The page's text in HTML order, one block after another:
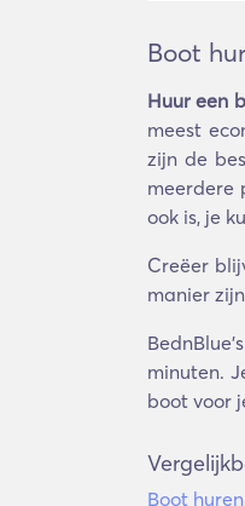
Boot
Huur een
meest
zijn de
meerdere
ook is, je
Creëer
manier
minuten.
boot voor
Boot